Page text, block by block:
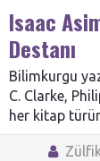
Isaac
Destanı
Bilimkurgu
C. Clarke,
her kitap